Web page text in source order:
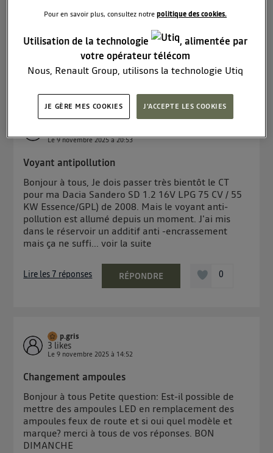
bouton my safety afin de garder que les aides qui
Lire les 3 réponses RÉPONDRE
Cocoriesling68
Le9 novembre 2025à20:53
Voyant antipollution
Bonjour à tous, Je dois passer très bientôt le CT
pour ma Dacia Sandero SD 1.2 16V LPG 75 CV / 55
KW Essence/GPL) de 2008. Mais le voyant anti-
pollution est allumé depuis un moment. J'ai mis
dans le réservoir un additif anti -encrassement
mais ça ne suffi...voir la suite
Lire les 7 réponses RÉPONDRE 0
p.gris
3 likes
Le9 novembre 2025 à 14:52
Changement ampoules
Bonjour à tous Petite question: Est-il possible de
mettre des ampoules LED en remplacement des
ampoules feux de route et si oui quel modèle et
marque? merci à tous de vos réponses. BON
DIMANCHE
Pour en savoir plus, consultez notrepolitique des cookies.
Utilisation de la technologie
, alimentée par
votre opérateur télécom
Nous, Renault Group, utilisons la technologie Utiq
cette notice de consentement) et liées à votre
télécom participantet que vous consentez sur
chaque site).
de vos données personnelles en vous offrant choix et
contrôle.
Elle utilise un identifiant créé par votre opérateur
télécom basé sur votre adresse IP et une référence
de votre contrat internet (ex : votre numéro de
téléphone).
L'identifiant est associé à votre connexion internet.
Ainsi, toutes les personnes utilisant la même
Pour une connexion foyer
sur la navigation des membres du foyer ayant consentis.
Pour uneconnexion mobile
Vous pouvez à tout moment retirer ce consentement
surle portail d’Utiq("
") ou via la page
« gérer Utiq » en bas de ce site. Pour plus
d'informations, veuillez consulterla Politique
d'information sur les données personnelles
JE GÈRE MES COOKIES J'ACCEPTE LES COOKIES